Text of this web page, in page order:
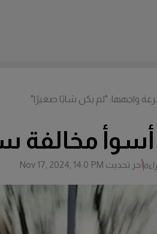
أخر تحديث Nov 17, 2024, 14:0 PM
مخالفة
واجهها: "لم يكن شابًا صغيرًا"